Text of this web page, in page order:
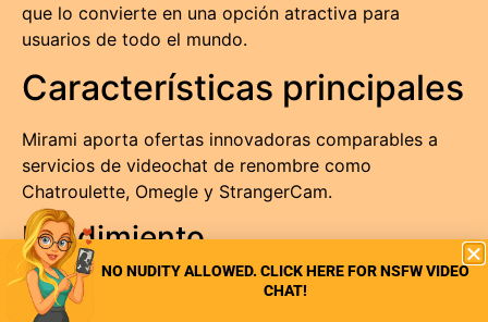
que lo convierte en una opción atractiva para
usuarios de todo el mundo.
Características principales
Mirami aporta ofertas innovadoras comparables a
servicios de videochat de renombre como
Chatroulette, Omegle y StrangerCam.
Rendimiento
Mirami ofrece un rendimiento impresionante al
minimizar la latencia y mejorar la calidad de vídeo.
NO NUDITY ALLOWED. CLICK HERE FOR NSFW VIDEO
CHAT!